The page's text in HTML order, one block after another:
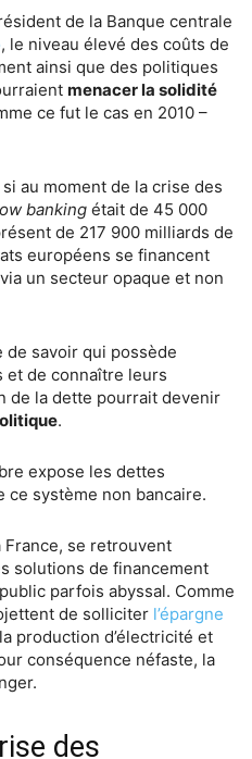
de la Banque centrale
, le niveau élevé des coûts de
ainsi que des politiques
menacer la solidité
ce fut le cas en 2010 –
au moment de la crise des
banking était de 45 000
de 217 900 milliards de
européens se financent
un secteur opaque et non
savoir qui possède
et de connaître leurs
de la dette pourrait devenir
.
expose les dettes
ce système non bancaire.
France, se retrouvent
solutions de financement
parfois abyssal. Comme
de solliciter l’épargne
production d’électricité et
conséquence néfaste, la
des